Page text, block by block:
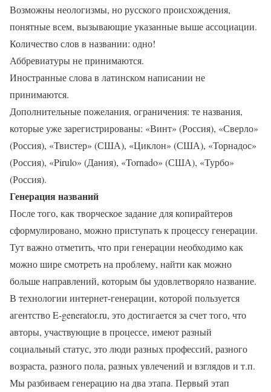
Возможны неологизмы, но русского происхождения,
понятные всем, вызывающие указанные выше ассоциации.
Количество слов в названии: одно!
Аббревиатуры не принимаются.
Иностранные слова в латинском написании не
принимаются.
Дополнительные пожелания, ограничения: те названия,
которые уже зарегистрированы: «Винт» (Россия), «Сверло»
(Россия), «Твистер» (США), «Циклон» (США), «Торнадос»
(Россия), «Pirulo» (Дания), «Tornado» (США), «Турбо»
(Россия).
Генерация названий
После того, как творческое задание для копирайтеров
сформулировано, можно приступать к процессу генерации.
Тут важно отметить, что при генерации необходимо как
можно шире смотреть на проблему, найти как можно
больше направлений, которым бы удовлетворяло название.
В технологии интернет-генерации, которой пользуется
агентство E-generator.ru, это достигается за счет того, что
авторы, участвующие в процессе, имеют разный
социальный статус, это люди разных профессий, разного
возраста, разного пола, разных увлечений и взглядов и т.п.
Мы разбиваем генерацию на два этапа. Первый этап